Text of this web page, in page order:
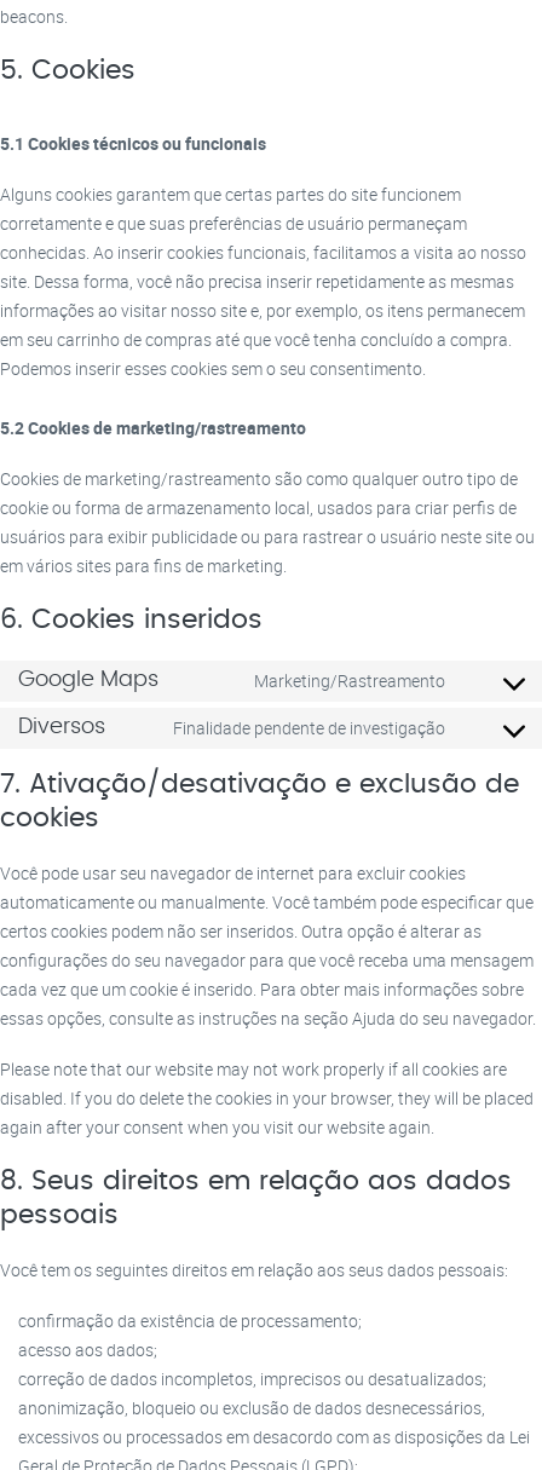
beacons.
5. Cookies
5.1 Cookies técnicos ou funcionais
Alguns cookies garantem que certas partes do site funcionem
corretamente e que suas preferências de usuário permaneçam
conhecidas. Ao inserir cookies funcionais, facilitamos a visita ao nosso
site. Dessa forma, você não precisa inserir repetidamente as mesmas
informações ao visitar nosso site e, por exemplo, os itens permanecem
em seu carrinho de compras até que você tenha concluído a compra.
Podemos inserir esses cookies sem o seu consentimento.
5.2 Cookies de marketing/rastreamento
Cookies de marketing/rastreamento são como qualquer outro tipo de
cookie ou forma de armazenamento local, usados para criar perfis de
usuários para exibir publicidade ou para rastrear o usuário neste site ou
em vários sites para fins de marketing.
6. Cookies inseridos
Google Maps Marketing/Rastreamento
Consent
google-
Diversos Finalidade pendente de investigação
Consent
service
7. Ativação/desativação e exclusão de
cookies
Você pode usar seu navegador de internet para excluir cookies
automaticamente ou manualmente. Você também pode especificar que
certos cookies podem não ser inseridos. Outra opção é alterar as
configurações do seu navegador para que você receba uma mensagem
cada vez que um cookie é inserido. Para obter mais informações sobre
essas opções, consulte as instruções na seção Ajuda do seu navegador.
Please note that our website may not work properly if all cookies are
disabled. If you do delete the cookies in your browser, they will be placed
again after your consent when you visit our website again.
8. Seus direitos em relação aos dados
pessoais
Você tem os seguintes direitos em relação aos seus dados pessoais:
confirmação da existência de processamento;
acesso aos dados;
correção de dados incompletos, imprecisos ou desatualizados;
anonimização, bloqueio ou exclusão de dados desnecessários,
excessivos ou processados em desacordo com as disposições da Lei